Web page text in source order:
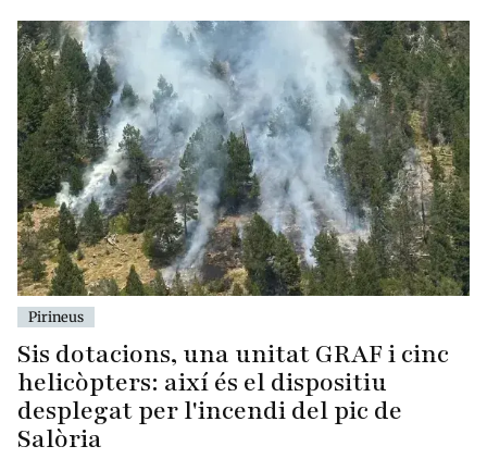
Pirineus
Sis dotacions, una unitat GRAF i cinc
helicòpters: així és el dispositiu
desplegat per l'incendi del pic de
Salòria